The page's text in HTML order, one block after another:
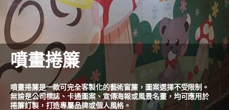
噴畫捲簾
噴畫捲簾是一款可完全客製化的藝術窗簾，圖案選擇不受限制。
無論是公司標誌、卡通圖案、宣傳海報或風景名畫，均可應用於
捲簾訂製，打造專屬品牌或個人風格。